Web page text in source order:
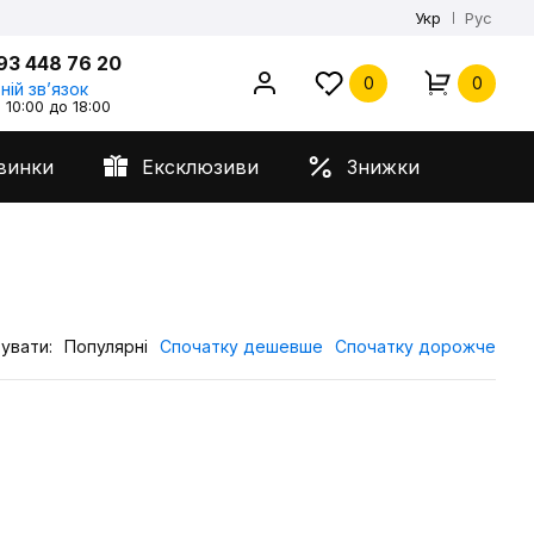
Укр Рус
448 76 20
звʼязок
до 18:00
0 0
Ексклюзиви Знижки
Популярні Спочатку дешевше Спочатку дорожче